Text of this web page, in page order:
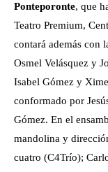
Ponteporonte, que
Teatro Premium,
contará además con
Osmel Velásquez y
Isabel Gómez y
conformado por
Gómez. En el
mandolina y
cuatro (C4Trío);